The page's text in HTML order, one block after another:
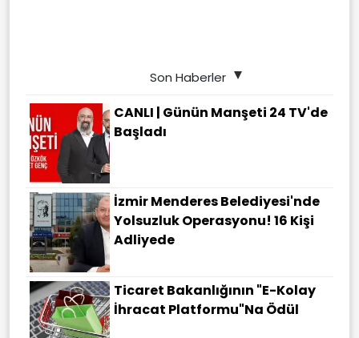
Son Haberler
CANLI | Günün Manşeti 24 TV'de
Başladı
İzmir Menderes Belediyesi'nde
Yolsuzluk Operasyonu! 16 Kişi
Adliyede
Ticaret Bakanlığının "E-Kolay
İhracat Platformu"na Ödül